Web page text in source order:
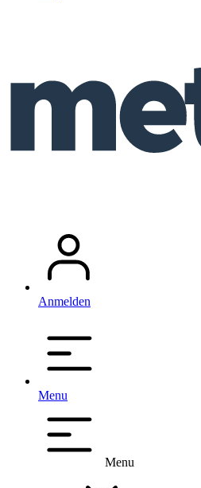
Anmelden
Menu
Menu